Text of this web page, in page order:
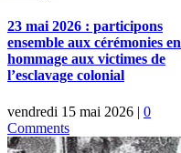
23 mai 2026 : participons
ensemble aux cérémonies en
hommage aux victimes de
l’esclavage colonial
vendredi 15 mai 2026 | 0
Comments